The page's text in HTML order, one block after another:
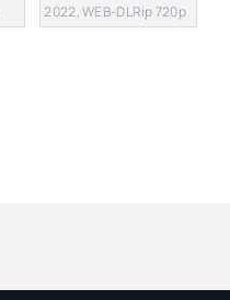
2022, WEB-DLRip 720p